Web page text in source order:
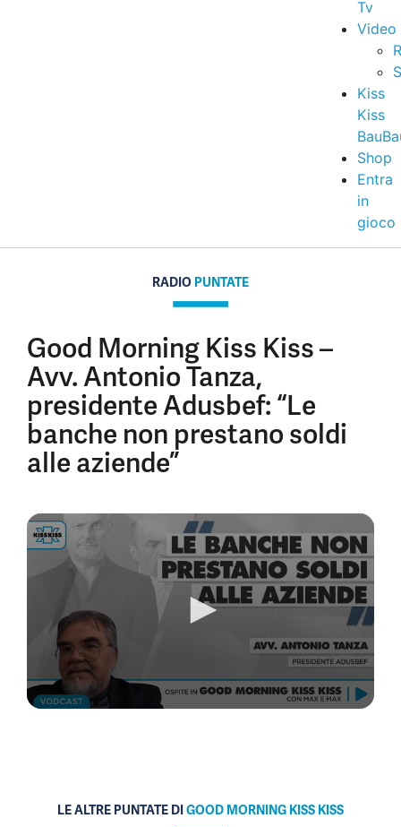
Tv
Video
Kiss
Kiss
Shop
Entra
in
gioco
RADIO PUNTATE
Good Morning Kiss Kiss –
Avv. Antonio Tanza,
presidente Adusbef: “Le
banche non prestano soldi
alle aziende”
LE ALTRE PUNTATE DIGOOD MORNING KISS KISS